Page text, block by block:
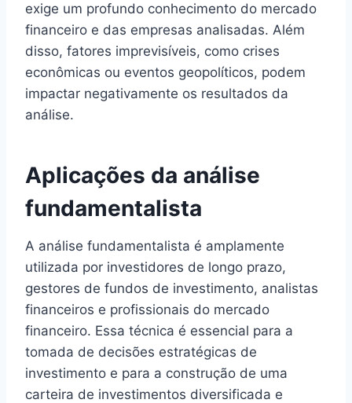
exige um profundo conhecimento do mercado
financeiro e das empresas analisadas. Além
disso, fatores imprevisíveis, como crises
econômicas ou eventos geopolíticos, podem
impactar negativamente os resultados da
análise.
Aplicações da análise
fundamentalista
A análise fundamentalista é amplamente
utilizada por investidores de longo prazo,
gestores de fundos de investimento, analistas
financeiros e profissionais do mercado
financeiro. Essa técnica é essencial para a
tomada de decisões estratégicas de
investimento e para a construção de uma
carteira de investimentos diversificada e